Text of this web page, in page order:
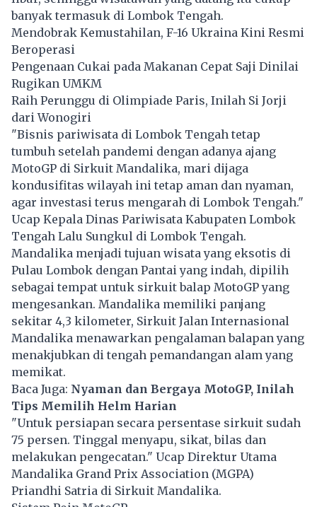
banyak termasuk di Lombok Tengah.
Mendobrak Kemustahilan, F-16 Ukraina Kini Resmi
Beroperasi
Pengenaan Cukai pada Makanan Cepat Saji Dinilai
Rugikan UMKM
Raih Perunggu di Olimpiade Paris, Inilah Si Jorji
dari Wonogiri
"Bisnis pariwisata di Lombok Tengah tetap
tumbuh setelah pandemi dengan adanya ajang
MotoGP di Sirkuit Mandalika, mari dijaga
kondusifitas wilayah ini tetap aman dan nyaman,
agar investasi terus mengarah di Lombok Tengah."
Ucap Kepala Dinas Pariwisata Kabupaten Lombok
Tengah Lalu Sungkul di Lombok Tengah.
Mandalika menjadi tujuan wisata yang eksotis di
Pulau Lombok dengan Pantai yang indah, dipilih
sebagai tempat untuk sirkuit balap MotoGP yang
mengesankan. Mandalika memiliki panjang
sekitar 4,3 kilometer, Sirkuit Jalan Internasional
Mandalika menawarkan pengalaman balapan yang
menakjubkan di tengah pemandangan alam yang
memikat.
Baca Juga: Nyaman dan Bergaya MotoGP, Inilah
Tips Memilih Helm Harian
"Untuk persiapan secara persentase sirkuit sudah
75 persen. Tinggal menyapu, sikat, bilas dan
melakukan pengecatan." Ucap Direktur Utama
Mandalika Grand Prix Association (MGPA)
Priandhi Satria di Sirkuit Mandalika.